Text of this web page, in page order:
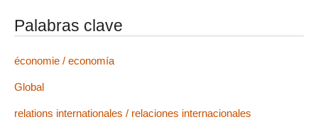
Palabras clave
économie / economía
Global
relations internationales / relaciones internacionales